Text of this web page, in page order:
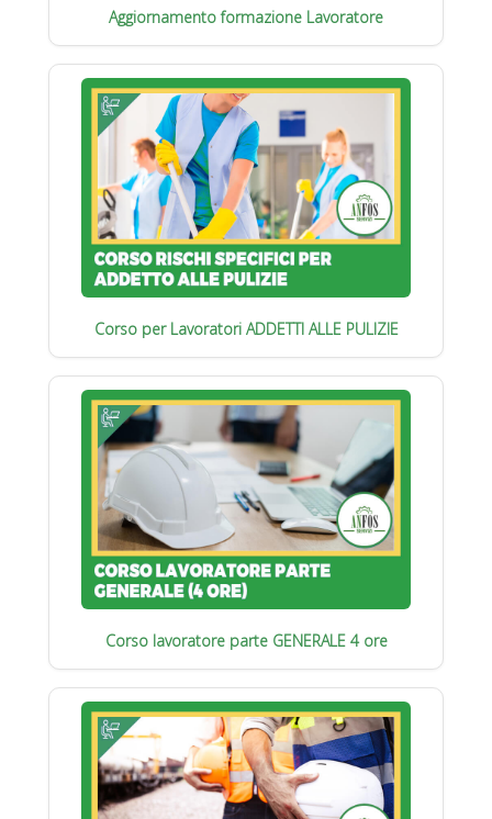
Aggiornamento formazione Lavoratore
Corso per Lavoratori ADDETTI ALLE PULIZIE
Corso lavoratore parte GENERALE 4 ore